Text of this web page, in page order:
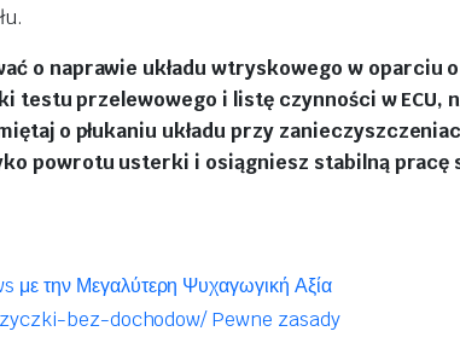
o naprawie układu wtryskowego w oparciu
testu przelewowego i listę czynności w
o płukaniu układu przy
powrotu usterki i osiągniesz stabilną pracę
την Μεγαλύτερη Ψυχαγωγική Αξία
bez-dochodow/ Pewne zasady